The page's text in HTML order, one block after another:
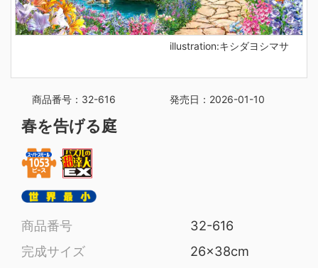
illustration:キシダヨシマサ
商品番号：32-616 発売日：2026-01-10
春を告げる庭
商品番号
32-616
完成サイズ
26x38cm